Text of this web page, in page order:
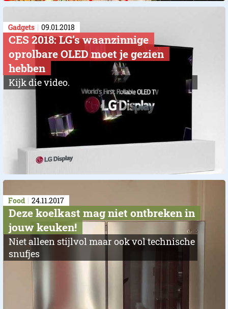
Gadgets 09.01.2018
CES 2018: LG’s waanzinnige
oprolbare OLED moet je gezien
hebben
Kijk die video.
Food 24.11.2017
Deze koelkast mag niet ontbreken in
jouw keuken!
Niet alleen stijlvol maar ook vol technische
snufjes